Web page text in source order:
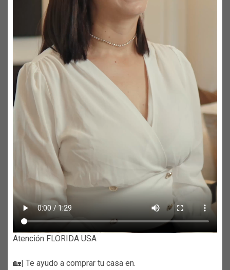
Atención FLORIDA USA
🏡| Te ayudo a comprar tu casa en.